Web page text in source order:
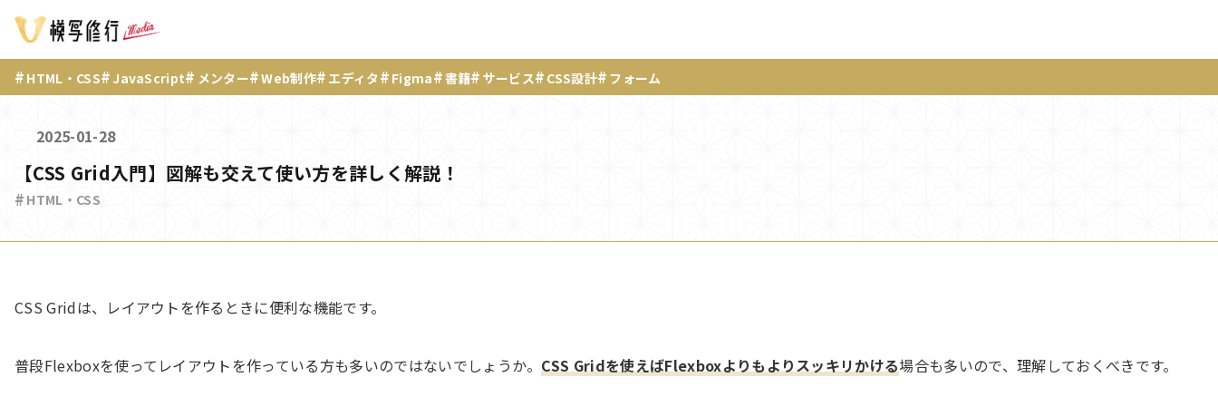
HTML・CSS JavaScript メンター Web制作 エディタ Figma 書籍 サービス CSS設計 フォーム
2025-01-28
【CSS Grid入門】図解も交えて使い方を詳しく解説！
HTML・CSS
CSS Gridは、レイアウトを作るときに便利な機能です。
普段Flexboxを使ってレイアウトを作っている方も多いのではないでしょうか。 CSS Gridを使えばFlexboxよりもよりスッキリかける場合も多いので、理解しておくべきです。